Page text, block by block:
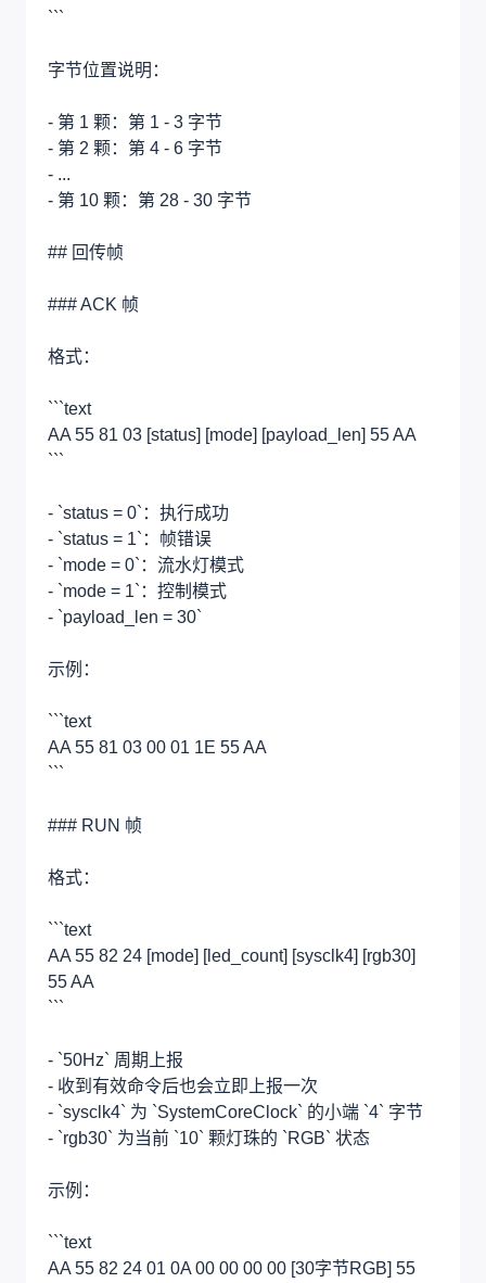
```
字节位置说明：
- 第 1 颗：第 1 - 3 字节
- 第 2 颗：第 4 - 6 字节
- ...
- 第 10 颗：第 28 - 30 字节
## 回传帧
### ACK 帧
格式：
```text
AA 55 81 03 [status] [mode] [payload_len] 55 AA
```
- `status = 0`：执行成功
- `status = 1`：帧错误
- `mode = 0`：流水灯模式
- `mode = 1`：控制模式
- `payload_len = 30`
示例：
```text
AA 55 81 03 00 01 1E 55 AA
```
### RUN 帧
格式：
```text
AA 55 82 24 [mode] [led_count] [sysclk4] [rgb30]
55 AA
```
- `50Hz` 周期上报
- 收到有效命令后也会立即上报一次
- `sysclk4` 为 `SystemCoreClock` 的小端 `4` 字节
- `rgb30` 为当前 `10` 颗灯珠的 `RGB` 状态
示例：
```text
AA 55 82 24 01 0A 00 00 00 00 [30字节RGB] 55